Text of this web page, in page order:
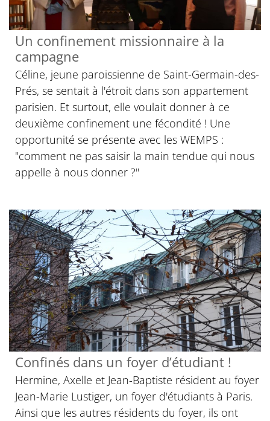
Un confinement missionnaire à la
campagne
Céline, jeune paroissienne de Saint-Germain-des-
Prés, se sentait à l'étroit dans son appartement
parisien. Et surtout, elle voulait donner à ce
deuxième confinement une fécondité ! Une
opportunité se présente avec les WEMPS :
"comment ne pas saisir la main tendue qui nous
appelle à nous donner ?"
Confinés dans un foyer d’étudiant !
Hermine, Axelle et Jean-Baptiste résident au foyer
Jean-Marie Lustiger, un foyer d'étudiants à Paris.
Ainsi que les autres résidents du foyer, ils ont